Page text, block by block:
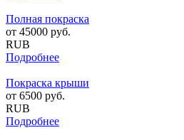
Полная покраска
от 45000 руб.
RUB
Подробнее
Покраска крыши
от 6500 руб.
RUB
Подробнее